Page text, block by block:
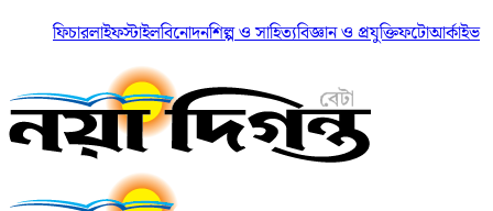
ফিচারলাইফস্টাইলবিনোদনশিল্প ও সাহিত্যবিজ্ঞান ও প্রযুক্তিফটোআর্কাইভ